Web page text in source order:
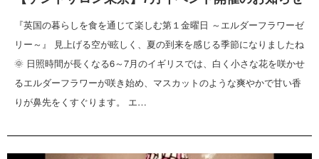
『英国の暮らしを食を通じて楽しむ第１金曜日 ～エルダーフラワーゼ
リー～』 見上げる空が眩しく、夏の到来を感じる季節になりましたね
🌞 日照時間が長くなる6～7月のイギリスでは、白く小さな花を咲かせ
るエルダーフラワーが咲き始め、マスカットのような爽やかで甘い香
りが鼻先をくすぐります。 エ…